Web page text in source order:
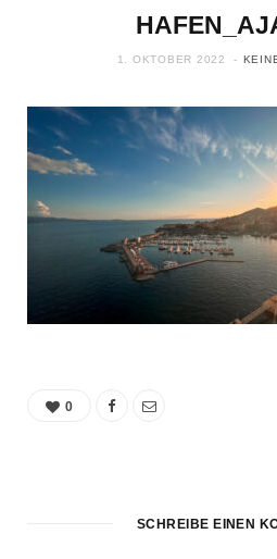
1. OKTOBER 2022
0
SCHREIBE EINEN